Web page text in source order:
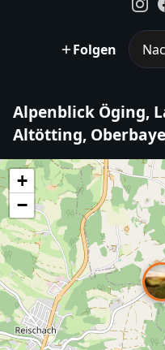
Folgen
Alpenblick Öging,
Altötting,
+
−